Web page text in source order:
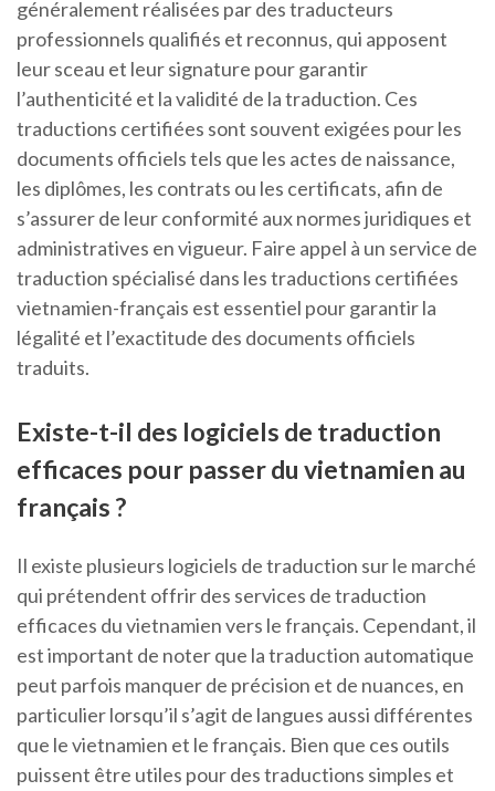
généralement réalisées par des traducteurs
professionnels qualifiés et reconnus, qui apposent
leur sceau et leur signature pour garantir
l’authenticité et la validité de la traduction. Ces
traductions certifiées sont souvent exigées pour les
documents officiels tels que les actes de naissance,
les diplômes, les contrats ou les certificats, afin de
s’assurer de leur conformité aux normes juridiques et
administratives en vigueur. Faire appel à un service de
traduction spécialisé dans les traductions certifiées
vietnamien-français est essentiel pour garantir la
légalité et l’exactitude des documents officiels
traduits.
Existe-t-il des logiciels de traduction
efficaces pour passer du vietnamien au
français ?
Il existe plusieurs logiciels de traduction sur le marché
qui prétendent offrir des services de traduction
efficaces du vietnamien vers le français. Cependant, il
est important de noter que la traduction automatique
peut parfois manquer de précision et de nuances, en
particulier lorsqu’il s’agit de langues aussi différentes
que le vietnamien et le français. Bien que ces outils
puissent être utiles pour des traductions simples et